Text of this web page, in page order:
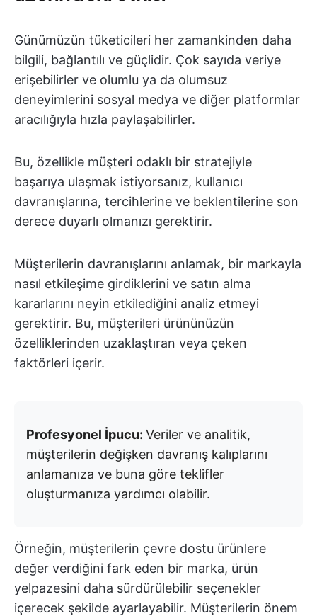
Günümüzün tüketicileri her zamankinden daha
bilgili, bağlantılı ve güçlidir. Çok sayıda veriye
erişebilirler ve olumlu ya da olumsuz
deneyimlerini sosyal medya ve diğer platformlar
aracılığıyla hızla paylaşabilirler.
Bu, özellikle müşteri odaklı bir stratejiyle
başarıya ulaşmak istiyorsanız, kullanıcı
davranışlarına, tercihlerine ve beklentilerine son
derece duyarlı olmanızı gerektirir.
Müşterilerin davranışlarını anlamak, bir markayla
nasıl etkileşime girdiklerini ve satın alma
kararlarını neyin etkilediğini analiz etmeyi
gerektirir. Bu, müşterileri ürününüzün
özelliklerinden uzaklaştıran veya çeken
faktörleri içerir.
Profesyonel İpucu: Veriler ve analitik,
müşterilerin değişken davranış kalıplarını
anlamanıza ve buna göre teklifler
oluşturmanıza yardımcı olabilir.
Örneğin, müşterilerin çevre dostu ürünlere
değer verdiğini fark eden bir marka, ürün
yelpazesini daha sürdürülebilir seçenekler
içerecek şekilde ayarlayabilir. Müşterilerin önem